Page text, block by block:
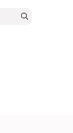
Suchen